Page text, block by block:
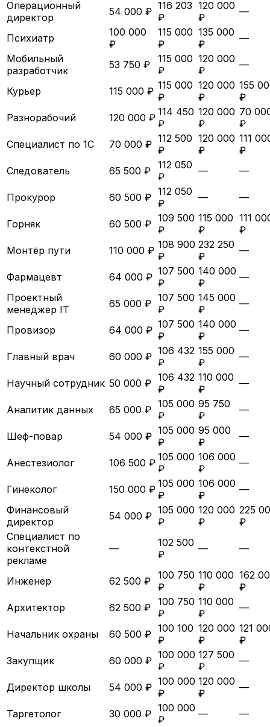
Операционный
директор
54 000 ₽ 116 203
₽
120 000
₽
—
Психиатр
100 000
₽
115 000
₽
135 000
₽
—
Мобильный
разработчик
53 750 ₽
115 000
₽
120 000
₽
—
Курьер 115 000 ₽ 115 000
₽
120 000
₽
155
₽
Разнорабочий
120 000 ₽ 114 450
₽
120 000
₽
70
₽
Специалист по 1С
70 000 ₽ 112 500
₽
120 000
₽
111
₽
Следователь
65 500 ₽ 112 050
₽
— —
Прокурор 60 500 ₽ 112 050
₽
— —
Горняк 60 500 ₽ 109 500
₽
115 000
₽
111
₽
Монтёр пути
110 000 ₽ 108 900
₽
232 250
₽
—
Фармацевт 64 000 ₽ 107 500
₽
140 000
₽
—
Проектный
менеджер IT
65 000 ₽ 107 500
₽
145 000
₽
—
Провизор 64 000 ₽ 107 500
₽
140 000
₽
—
Главный врач 60 000 ₽ 106 432
₽
155 000
₽
—
Научный сотрудник 50 000 ₽ 106 432
₽
110 000
₽
—
Аналитик данных 65 000 ₽ 105 000
₽
95 750
₽
—
Шеф-повар 54 000 ₽ 105 000
₽
95 000
₽
—
Анестезиолог 106 500 ₽ 105 000
₽
106 000
₽
—
Гинеколог 150 000 ₽ 105 000
₽
106 000
₽
—
Финансовый
директор
54 000 ₽ 105 000
₽
120 000
₽
225
₽
Специалист по
контекстной
рекламе
—
102 500
₽
— —
Инженер 62 500 ₽ 100 750
₽
110 000
₽
162
₽
Архитектор
62 500 ₽ 100 750
₽
110 000
₽
—
Начальник охраны 60 500 ₽ 100 100
₽
120 000
₽
121
₽
Закупщик
60 000 ₽ 100 000
₽
127 500
₽
—
Директор школы 54 000 ₽ 100 000
₽
120 000
₽
—
Таргетолог 30 000 ₽ 100 000
₽
—
—